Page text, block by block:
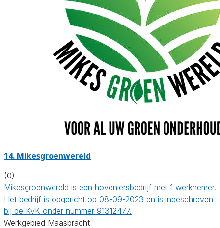
14. Mikesgroenwereld
(0)
Mikesgroenwereld is een hoveniersbedrijf met 1 werknemer.
Het bedrijf is opgericht op 08-09-2023 en is ingeschreven
bij de KvK onder nummer 91312477.
Werkgebied Maasbracht